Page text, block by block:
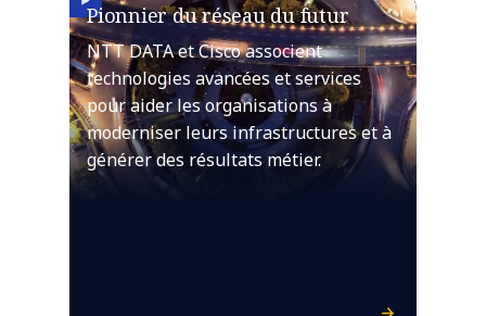
Pionnier du réseau du futur
NTT DATA et Cisco associent
technologies avancées et services
pour aider les organisations à
moderniser leurs infrastructures et à
générer des résultats métier.